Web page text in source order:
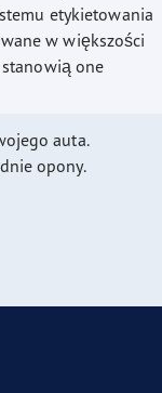
etykietowania
w większości
one
auta.
opony.